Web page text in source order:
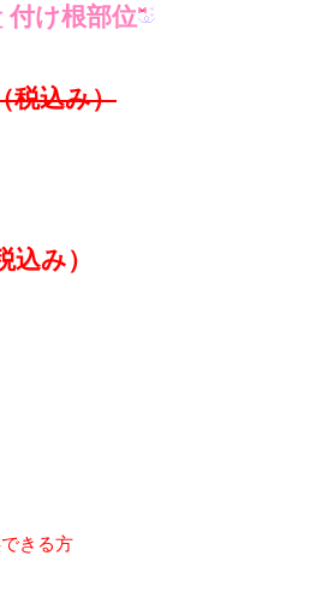
付け根部位
税込み）
み）
きる方